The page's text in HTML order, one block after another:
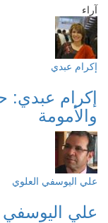
آراء
إكرام عبدي
إكرام عبدي:
والأمومة
علي اليوسفي العلوي
علي اليوسفي